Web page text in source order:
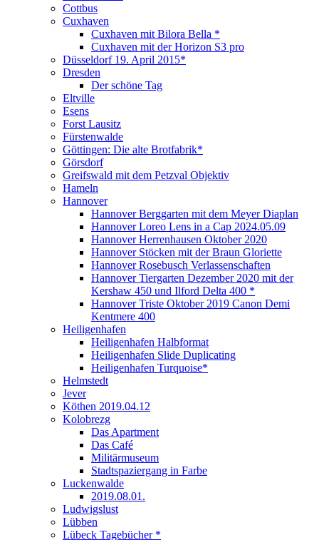
Cottbus
Cuxhaven
Cuxhaven mit Bilora Bella *
Cuxhaven mit der Horizon S3 pro
Düsseldorf 19. April 2015*
Dresden
Der schöne Tag
Eltville
Esens
Forst Lausitz
Fürstenwalde
Göttingen: Die alte Brotfabrik*
Görsdorf
Greifswald mit dem Petzval Objektiv
Hameln
Hannover
Hannover Berggarten mit dem Meyer Diaplan
Hannover Loreo Lens in a Cap 2024.05.09
Hannover Herrenhausen Oktober 2020
Hannover Stöcken mit der Braun Gloriette
Hannover Rosebusch Verlassenschaften
Hannover Tiergarten Dezember 2020 mit der
Kershaw 450 und Ilford Delta 400 *
Hannover Triste Oktober 2019 Canon Demi
Kentmere 400
Heiligenhafen
Heiligenhafen Halbformat
Heiligenhafen Slide Duplicating
Heiligenhafen Turquoise*
Helmstedt
Jever
Köthen 2019.04.12
Kolobrezg
Das Apartment
Das Café
Militärmuseum
Stadtspaziergang in Farbe
Luckenwalde
2019.08.01.
Ludwigslust
Lübben
Lübeck Tagebücher *